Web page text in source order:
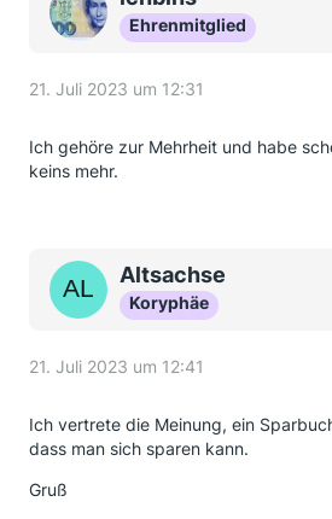
Ehrenmitglied
21. Juli 2023 um 12:31
Ich gehöre zur Mehrheit und habe
keins mehr.
Altsachse
Koryphäe
21. Juli 2023 um 12:41
Ich vertrete die Meinung, ein
dass man sich sparen kann.
Gruß